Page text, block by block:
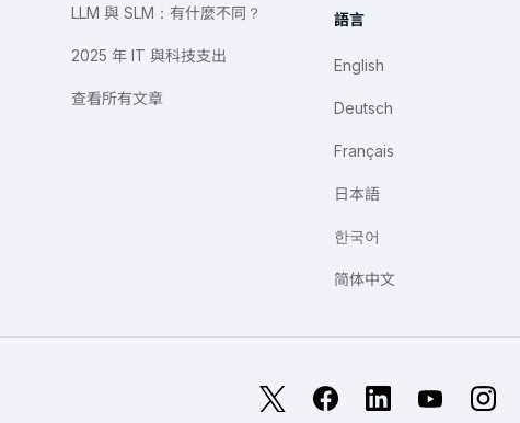
LLM 與 SLM：有什麼不同？
2025 年 IT 與科技支出
查看所有文章
語言
English
Deutsch
Français
日本語
한국어
简体中文
FacebookLinkedInYouTube